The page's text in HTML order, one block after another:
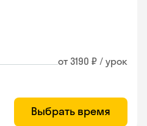
от 3190 ₽ / урок
Выбрать время